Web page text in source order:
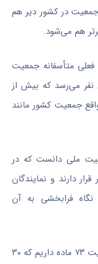
در کشور دیر هم
هم می‌شود.
فعلی متأسفانه جمعیت
چندان دور به ۴۲ میلیون نفر می‌رسد که بیش از
جمعیت کشور مانند
ملی دانست که در
دارند و نمایندگان
فرابخشی به آن
با بیان اینکه در قانون جوانی جمعیت ۷۳ ماده داریم که ۳۰